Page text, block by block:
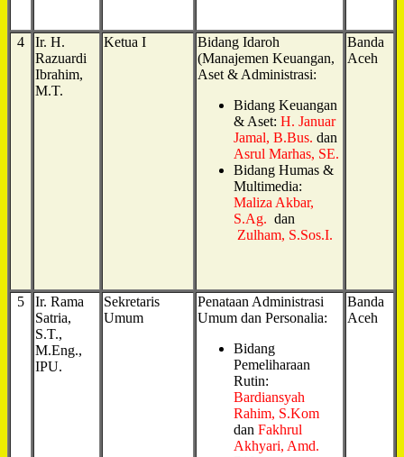
4
Ir. H.
Razuardi
Ibrahim,
M.T.
Ketua I
Bidang Idaroh
(Manajemen Keuangan,
Aset & Administrasi:
Bidang Keuangan
& Aset: H. Januar
Jamal, B.Bus. dan
Asrul Marhas, SE.
Bidang Humas &
Multimedia:
Maliza Akbar,
S.Ag. dan
Zulham, S.Sos.I.
Banda
Aceh
5
Ir. Rama
Satria,
S.T.,
M.Eng.,
IPU.
Sekretaris
Umum
Penataan Administrasi
Umum dan Personalia:
Bidang
Pemeliharaan
Rutin:
Bardiansyah
Rahim, S.Kom
dan Fakhrul
Akhyari, Amd.
Banda
Aceh